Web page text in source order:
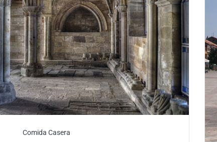
Comida Casera